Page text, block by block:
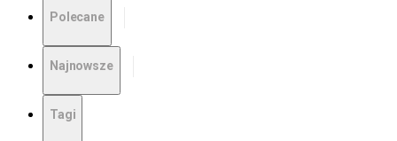
Polecane
Najnowsze
Tagi